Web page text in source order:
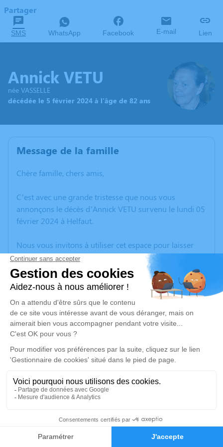
Faire-part Hommages
Partager
SMS WhatsApp Facebook E-mail Lien
Annick VETU
née VASSELLE
décédée le 5 février 2024 à l'âge de 82 ans
Message de la famille
Chère famille, chers amis,
C’est avec une grande tristesse que nous vous
annonçons le décès d’Annick VETU survenu le lundi 05
février 2024 à Helfaut.
Nous vous invitons à utiliser cet espace pour laisser
vos condoléances, partager des photos souvenirs, une
anecdote ou exprimer vos pensées à travers des
poèmes ou des textes. Cet endroit est un lieu
d'expression dédié à honorer la mémoire d’Annick
VETU.
Un service de plantation d’arbre hommage est
disponible ici.
Je rends hommage
Cérémonie religieuse
Église Saint Gilles de Watten
59143 Watten